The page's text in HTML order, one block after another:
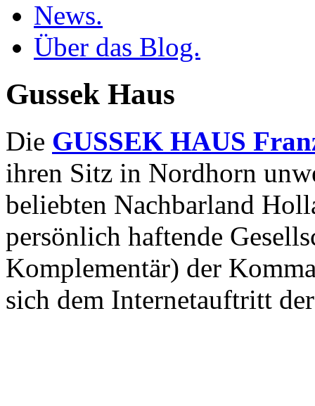
News.
Über das Blog.
Gussek Haus
Die GUSSEK HAUS
ihren Sitz in Nordhorn
beliebten Nachbarland
persönlich haftende
Komplementär) der
sich dem Internetauftritt